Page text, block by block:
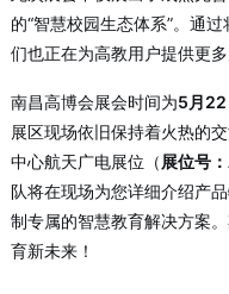
的“智慧校园生态体系”。通过
们也正在为高教用户提供更
南昌高博会展会时间为5月22
展区现场依旧保持着火热的
中心航天广电展位（ 展位号
队将在现场为您详细介绍产
制专属的智慧教育解决方案
育新未来！